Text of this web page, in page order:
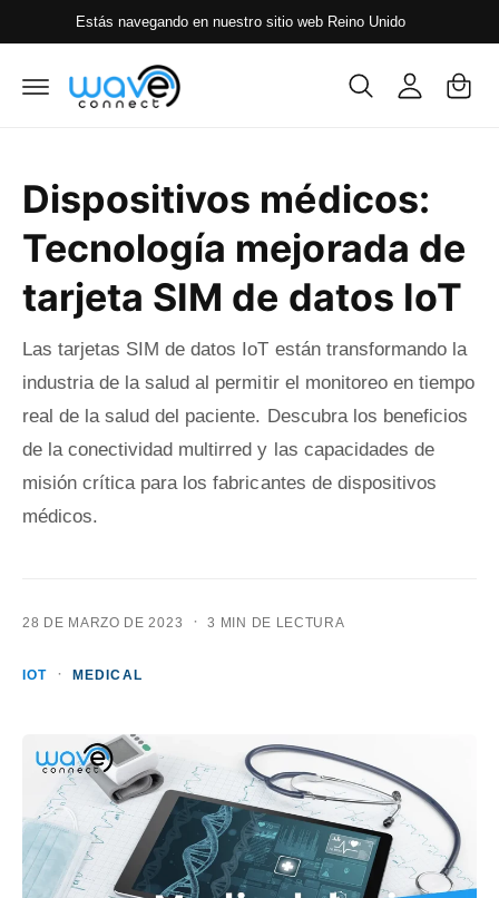
al
o
Estás navegando en nuestro sitio web Reino Unidoi
r
i
n
rr
Dispositivos médicos:
Tecnología mejorada de
tarjeta SIM de datos IoT
Las tarjetas SIM de datos IoT están transformando la
industria de la salud al permitir el monitoreo en tiempo
real de la salud del paciente. Descubra los beneficios
de la conectividad multirred y las capacidades de
misión crítica para los fabricantes de dispositivos
médicos.
28 DE MARZO DE 2023 · 3 MIN DE LECTURA
IOT · MEDICAL